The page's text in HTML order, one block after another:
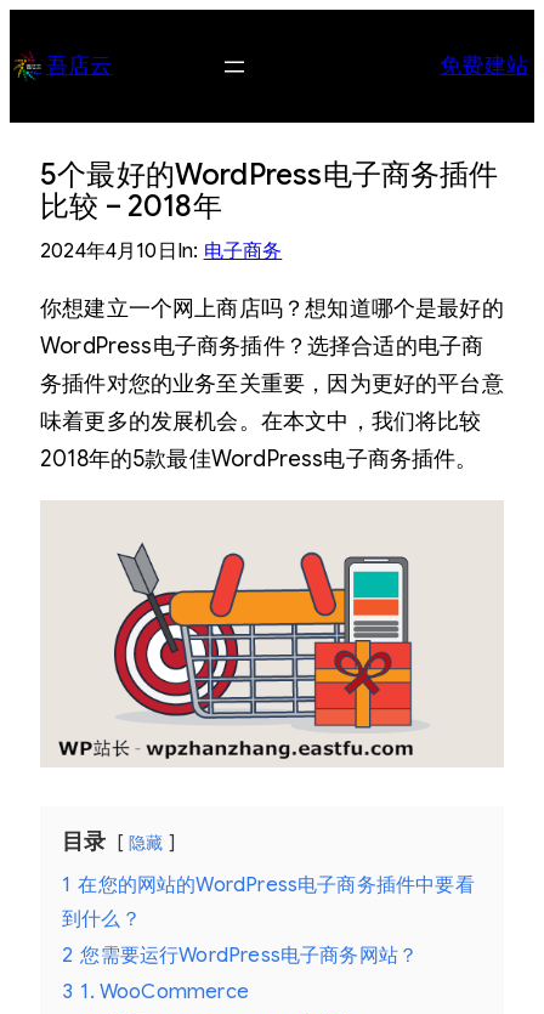
至 吾店云 免费建站
5个最好的WordPress电子商务插件
比较 – 2018年
2024年4月10日 In: 电子商务
你想建立一个网上商店吗？想知道哪个是最好的
WordPress电子商务插件？选择合适的电子商
务插件对您的业务至关重要，因为更好的平台意
味着更多的发展机会。在本文中，我们将比较
2018年的5款最佳WordPress电子商务插件。
目录 隐藏
1 在您的网站的WordPress电子商务插件中要看
到什么？
2 您需要运行WordPress电子商务网站？
3 1. WooCommerce